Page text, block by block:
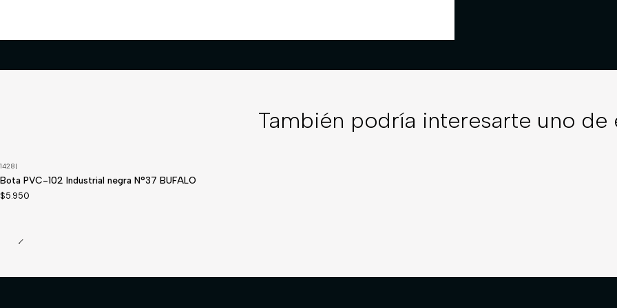
También podría interesarte uno de
1428|
Bota PVC-102 Industrial negra N°37 BUFALO
$5.950